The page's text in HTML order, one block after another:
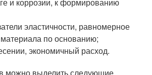
эластичности, равномерное
по основанию;
экономичный расход.